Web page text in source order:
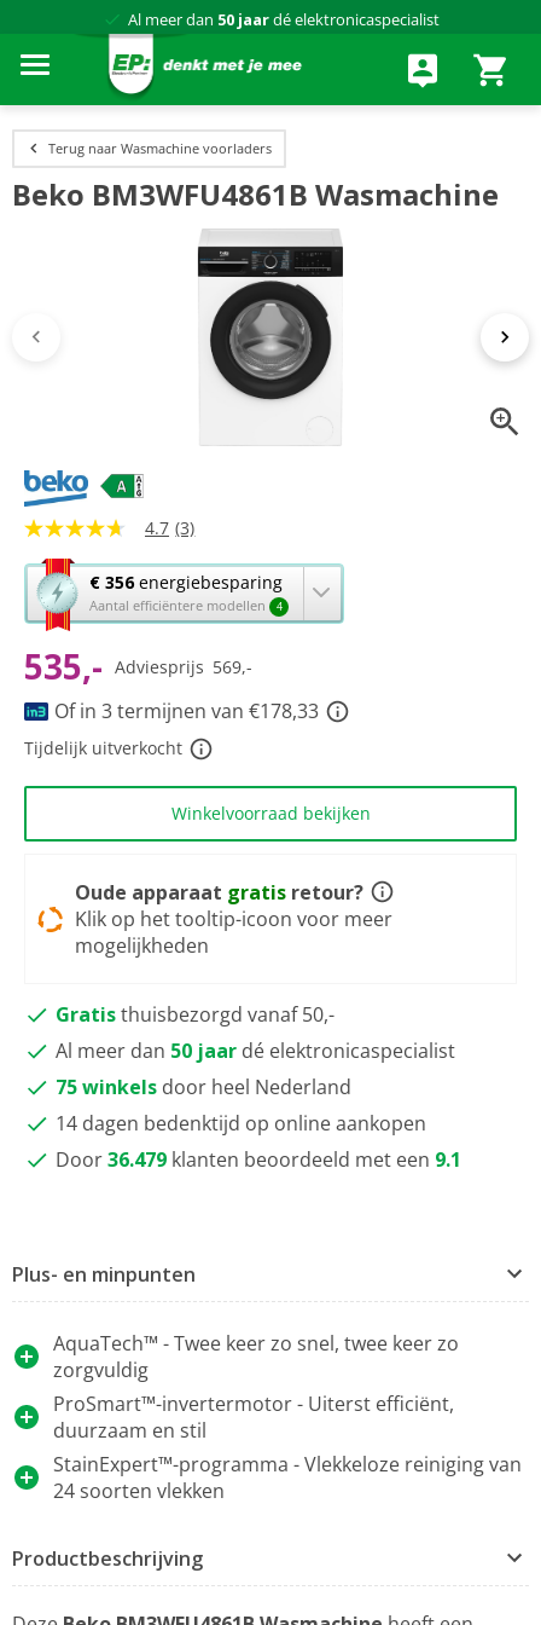
Al meer dan 50 jaardé elektronicaspecialist
Terug naar Wasmachine voorladers
Beko BM3WFU4861B Wasmachine
4.7
van
5
sterren,
gemiddelde
scorewaarde.
Read
3
Reviews.
Dezelfde
4.7 (3)
€ 356energiebesparing
Aantal efficiëntere modellen 4
Met
deze
knop
opent
Youreko’s
tool
voor
energiebesparing.
535,- Adviesprijs 569,-
Of in 3 termijnen van €178,33
Tijdelijk uitverkocht
Winkelvoorraad bekijken
Oude apparaat gratis retour?
Klik op het tooltip-icoon voor meer
mogelijkheden
Gratisthuisbezorgd vanaf 50,-
Al meer dan 50 jaar dé elektronicaspecialist
75 winkels door heel Nederland
14 dagen bedenktijd op online aankopen
Door36.479 klanten beoordeeld met een 9.1
Plus- en minpunten
AquaTech™ - Twee keer zo snel, twee keer zo
zorgvuldig
ProSmart™-invertermotor - Uiterst efficiënt,
duurzaam en stil
StainExpert™-programma - Vlekkeloze reiniging van
24 soorten vlekken
Productbeschrijving